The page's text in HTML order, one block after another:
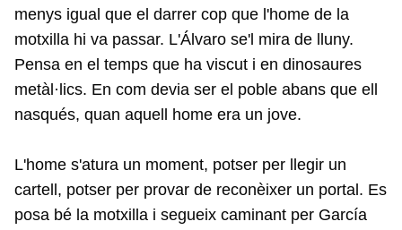
menys igual que el darrer cop que l'home de la
motxilla hi va passar. L'Álvaro se'l mira de lluny.
Pensa en el temps que ha viscut i en dinosaures
metàl·lics. En com devia ser el poble abans que ell
nasqués, quan aquell home era un jove.
L'home s'atura un moment, potser per llegir un
cartell, potser per provar de reconèixer un portal. Es
posa bé la motxilla i segueix caminant per García